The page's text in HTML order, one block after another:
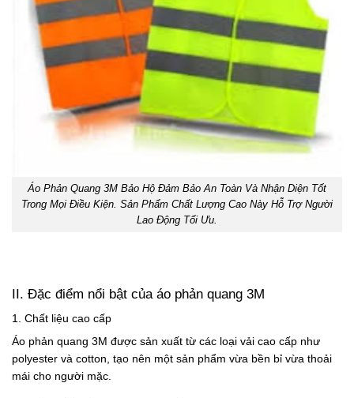
Áo Phản Quang 3M Bảo Hộ Đảm Bảo An Toàn Và Nhận Diện Tốt
Trong Mọi Điều Kiện. Sản Phẩm Chất Lượng Cao Này Hỗ Trợ Người
Lao Động Tối Ưu.
II. Đặc điểm nổi bật của áo phản quang 3M
1. Chất liệu cao cấp
Áo phản quang 3M được sản xuất từ các loại vải cao cấp như
polyester và cotton, tạo nên một sản phẩm vừa bền bỉ vừa thoải
mái cho người mặc.